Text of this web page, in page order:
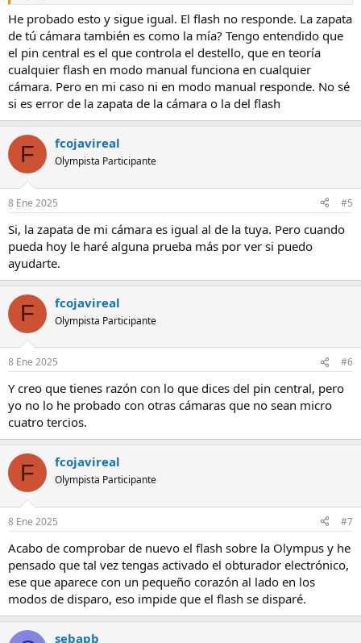
He probado esto y sigue igual. El flash no responde. La zapata
de tú cámara también es como la mía? Tengo entendido que
el pin central es el que controla el destello, que en teoría
cualquier flash en modo manual funciona en cualquier
cámara. Pero en mi caso ni en modo manual responde. No sé
si es error de la zapata de la cámara o la del flash
F fcojavireal
Olympista Participante
8 Ene 2025 #5
Si, la zapata de mi cámara es igual al de la tuya. Pero cuando
pueda hoy le haré alguna prueba más por ver si puedo
ayudarte.
F fcojavireal
Olympista Participante
8 Ene 2025 #6
Y creo que tienes razón con lo que dices del pin central, pero
yo no lo he probado con otras cámaras que no sean micro
cuatro tercios.
F fcojavireal
Olympista Participante
8 Ene 2025 #7
Acabo de comprobar de nuevo el flash sobre la Olympus y he
pensado que tal vez tengas activado el obturador electrónico,
ese que aparece con un pequeño corazón al lado en los
modos de disparo, eso impide que el flash se disparé.
sebapb